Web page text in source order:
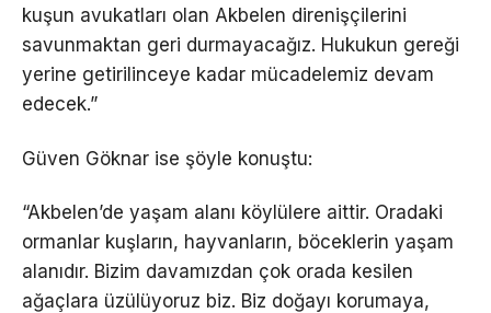
kuşun avukatları olan Akbelen direnişçilerini
savunmaktan geri durmayacağız. Hukukun gereği
yerine getirilinceye kadar mücadelemiz devam
edecek.”
Güven Göknar ise şöyle konuştu:
“Akbelen’de yaşam alanı köylülere aittir. Oradaki
ormanlar kuşların, hayvanların, böceklerin yaşam
alanıdır. Bizim davamızdan çok orada kesilen
ağaçlara üzülüyoruz biz. Biz doğayı korumaya,